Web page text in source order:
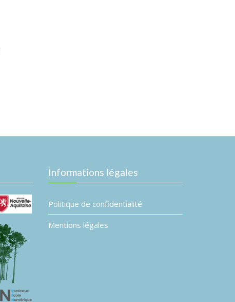
Informations légales
Politique de confidentialité
Mentions légales